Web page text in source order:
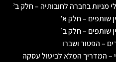
מניות בחברה לחובותיה – חלק ב’
שותפים – חלק א’
שותפים – חלק ב’
– הפטור ושברו
– המדריך המלא לביטול עסקה